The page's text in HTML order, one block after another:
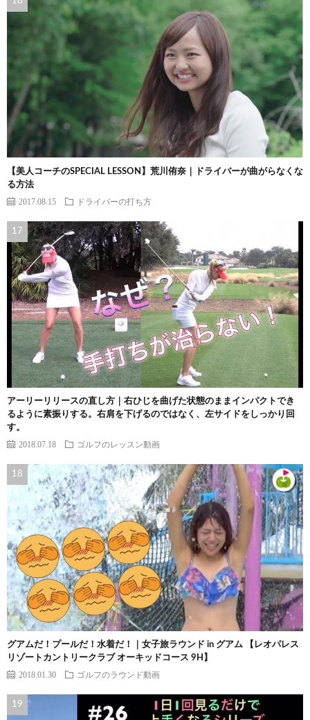
【美人コーチのSPECIAL LESSON】荒川侑奈｜ドライバーが曲がらなくな
る方法
2017.08.15 ドライバーの打ち方
アーリーリリースの直し方｜右ひじを曲げた状態のままインパクトでき
るように素振りする。右肩を下げるのではなく、左サイドをしっかり回
す。
2018.07.18 ゴルフのレッスン動画
グアムだ！プールだ！水着だ！｜女子旅ラウンド in グアム 【レオパレス
リゾートカントリークラブ オーキッドコース 9H】
2018.01.30 ゴルフのラウンド動画